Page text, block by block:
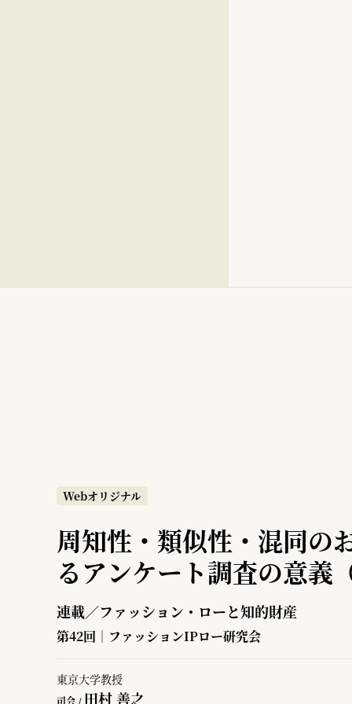
Webオリジナル
周知性・類似性・混同の
るアンケート調査の意義
連載／ファッション・ローと知的財産
第42回｜ファッションIPロー研究会
東京大学教授
司会 / 田村 善之